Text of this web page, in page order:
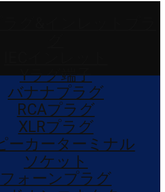
Yラグ端子
バナナプラグ
RCAプラグ
XLRプラグ
ーカーターミナル
ソケット
フォーンプラグ